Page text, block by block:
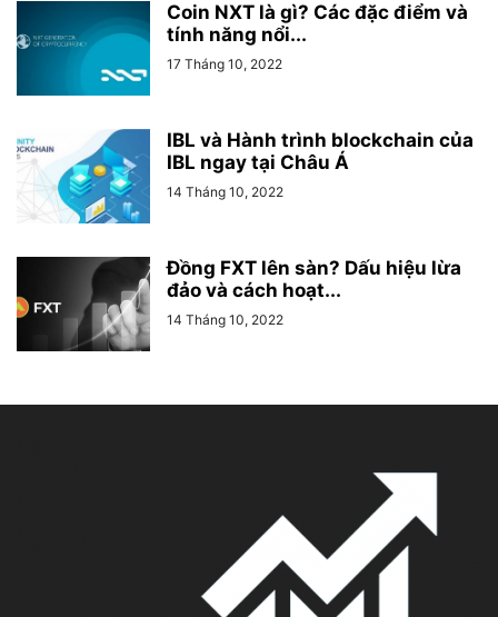
Coin NXT là gì? Các đặc điểm và
tính năng nổi...
17 Tháng 10, 2022
IBL và Hành trình blockchain của
IBL ngay tại Châu Á
14 Tháng 10, 2022
Đồng FXT lên sàn? Dấu hiệu lừa
đảo và cách hoạt...
14 Tháng 10, 2022